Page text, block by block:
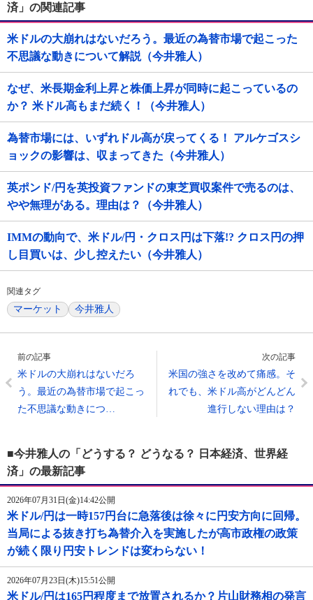
済」の関連記事
米ドルの大崩れはないだろう。最近の為替市場で起こった
不思議な動きについて解説（今井雅人）
なぜ、米長期金利上昇と株価上昇が同時に起こっているの
か？ 米ドル高もまだ続く！（今井雅人）
為替市場には、いずれドル高が戻ってくる！ アルケゴスシ
ョックの影響は、収まってきた（今井雅人）
英ポンド/円を英投資ファンドの東芝買収案件で売るのは、
やや無理がある。理由は？（今井雅人）
IMMの動向で、米ドル/円・クロス円は下落!? クロス円の押
し目買いは、少し控えたい（今井雅人）
関連タグ
マーケット 今井雅人
前の記事
米ドルの大崩れはないだろ
う。最近の為替市場で起こっ
た不思議な動きにつ…
次の記事
米国の強さを改めて痛感。そ
れでも、米ドル高がどんどん
進行しない理由は？
■今井雅人の「どうする？ どうなる？ 日本経済、世界経
済」の最新記事
2026年07月31日(金)14:42公開
米ドル/円は一時157円台に急落後は徐々に円安方向に回帰。
当局による抜き打ち為替介入を実施したが高市政権の政策
が続く限り円安トレンドは変わらない！
2026年07月23日(木)15:51公開
米ドル/円は165円程度まで放置されるか？片山財務相の発言